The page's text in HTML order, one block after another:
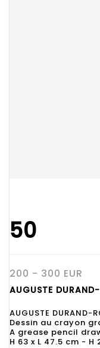
50
200 - 300 EUR
AUGUSTE
AUGUSTE DURAND-
Dessin au crayon
A grease pencil
H 63 x L 47.5 cm -